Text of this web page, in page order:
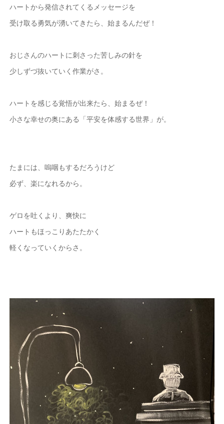
ハートから発信されてくるメッセージを
受け取る勇気が湧いてきたら、始まるんだぜ！
おじさんのハートに刺さった苦しみの針を
少しずづ抜いていく作業がさ。
ハートを感じる覚悟が出来たら、始まるぜ！
小さな幸せの奥にある「平安を体感する世界」が。
たまには、嗚咽もするだろうけど
必ず、楽になれるから。
ゲロを吐くより、爽快に
ハートもほっこりあたたかく
軽くなっていくからさ。